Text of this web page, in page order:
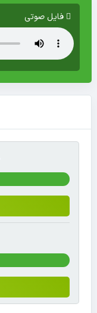
فایل صوتی